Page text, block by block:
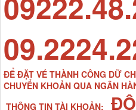
ĐỂ ĐẶT VÉ THÀNH CÔNG DỮ
CHUYỂN KHOẢN QUA NGÂN
THÔNG TIN TÀI KHOẢN: